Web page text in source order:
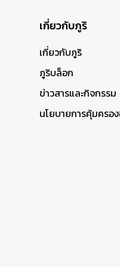
เกี่ยวกับภูริ
เกี่ยวกับภูริ
ภูริบล็อก
ข่าวสารและกิจกรรม
นโยบายการคุ้มคร